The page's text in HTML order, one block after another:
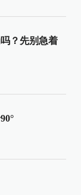
？先别急着